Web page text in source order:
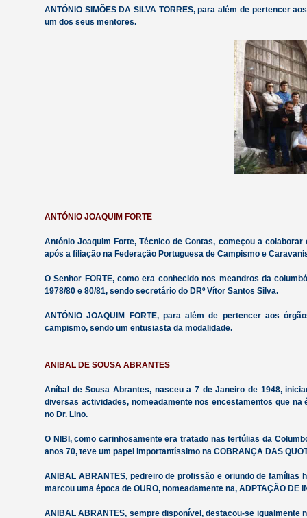
ANTÓNIO SIMÕES DA SILVA TORRES, para além de pertencer
um dos seus mentores.
ANTÓNIO JOAQUIM FORTE
António Joaquim Forte, Técnico de Contas, começou a
após a filiação na Federação Portuguesa de Campismo e
O Senhor FORTE, como era conhecido nos meandros da
1978/80 e 80/81, sendo secretário do DRº Vítor Santos Silva.
ANTÓNIO JOAQUIM FORTE, para além de pertencer aos
campismo, sendo um entusiasta da modalidade.
ANIBAL DE SOUSA ABRANTES
Aníbal de Sousa Abrantes, nasceu a 7 de Janeiro de 1948,
diversas actividades, nomeadamente nos encestamentos que
no Dr. Lino.
O NIBI, como carinhosamente era tratado nas tertúlias da
anos 70, teve um papel importantíssimo na COBRANÇA DAS
ANIBAL ABRANTES, pedreiro de profissão e oriundo de famílias
marcou uma época de OURO, nomeadamente na, ADPTAÇÃO
ANIBAL ABRANTES, sempre disponível, destacou-se igualmente